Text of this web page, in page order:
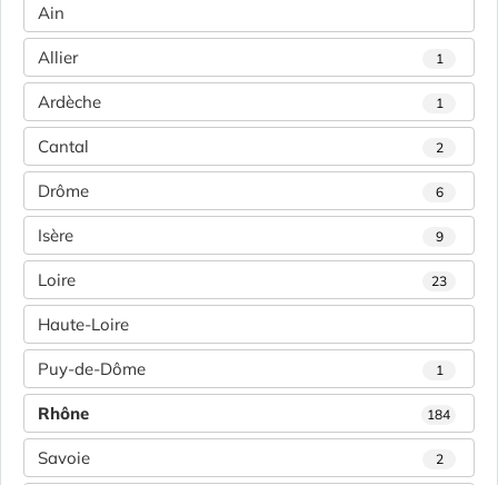
Ain
Allier 1
Ardèche 1
Cantal 2
Drôme 6
Isère 9
Loire 23
Haute-Loire
Puy-de-Dôme 1
Rhône 184
Savoie 2